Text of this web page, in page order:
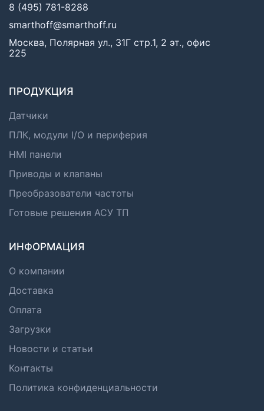
8 (495) 781-8288
smarthoff@smarthoff.ru
Москва, Полярная ул., 31Г стр.1, 2 эт., офис
225
ПРОДУКЦИЯ
Датчики
ПЛК, модули I/O и периферия
HMI панели
Приводы и клапаны
Преобразователи частоты
Готовые решения АСУ ТП
ИНФОРМАЦИЯ
О компании
Доставка
Оплата
Загрузки
Новости и статьи
Контакты
Политика конфиденциальности